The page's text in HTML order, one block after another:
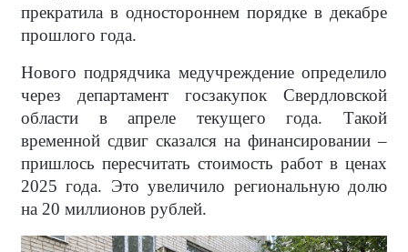
прекратила в одностороннем порядке в декабре
прошлого года.
Нового подрядчика медучреждение определило
через департамент госзакупок Свердловской
области в апреле текущего года. Такой
временной сдвиг сказался на финансировании –
пришлось пересчитать стоимость работ в ценах
2025 года. Это увеличило региональную долю
на 20 миллионов рублей.